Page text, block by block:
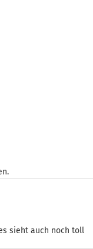
sieht auch noch toll